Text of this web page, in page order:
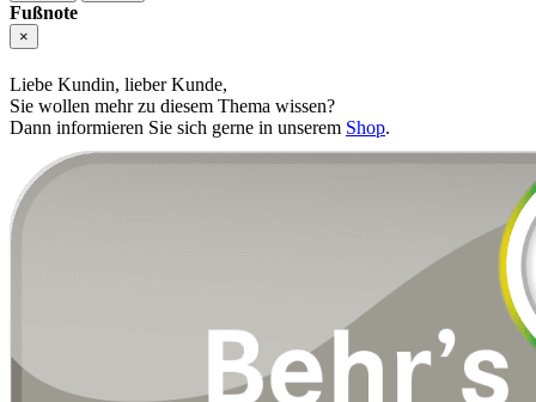
Fußnote
×
Liebe Kundin, lieber Kunde,
Sie wollen mehr zu diesem Thema wissen?
Dann informieren Sie sich gerne in unserem Shop.